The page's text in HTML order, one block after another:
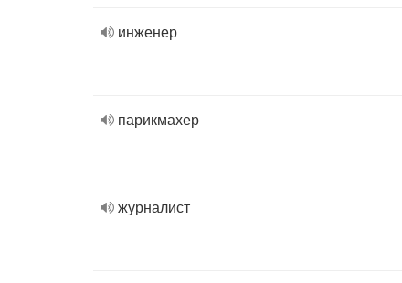
инженер
парикмахер
журналист